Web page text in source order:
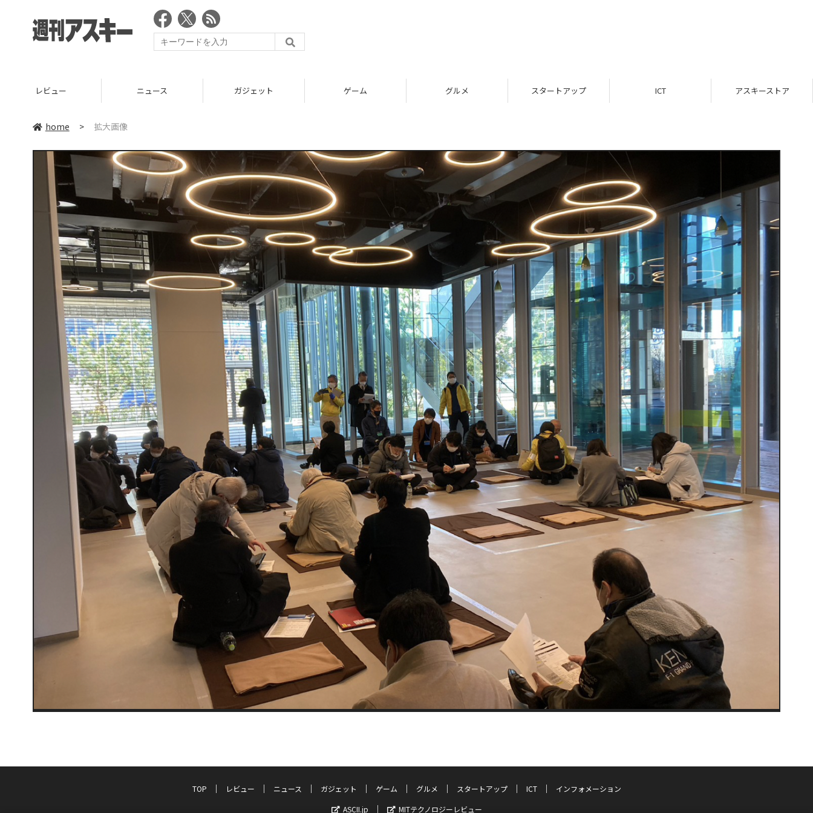
ニュース ガジェット ゲーム グルメ スタートアップ ICT アスキーストア インフォメーション
home > 拡大画像
TOP レビュー ニュース ガジェット ゲーム グルメ スタートアップ ICT
インフォメーション
ASCII.jp
MITテクノロジーレビュー